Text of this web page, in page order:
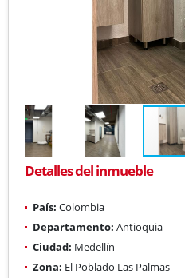
Detalles del inmueble
País: Colombia
Departamento: Antioquia
Ciudad: Medellín
Zona: El Poblado Las Palmas